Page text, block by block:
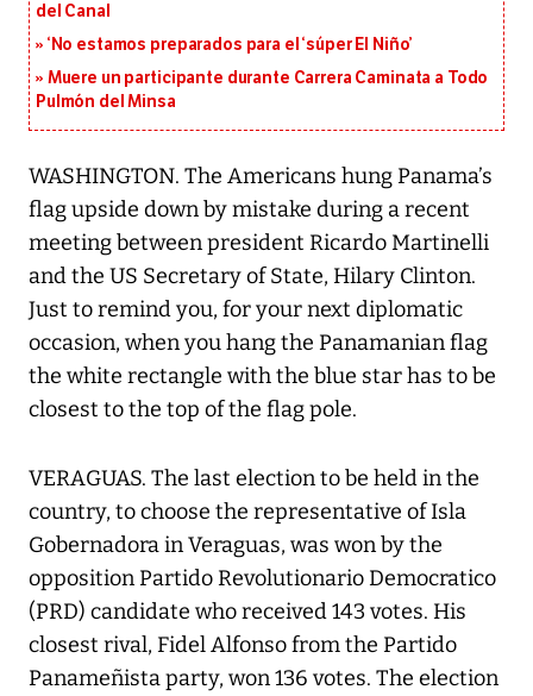
del Canal
‘No estamos preparados para el ‘súper El Niño’
Muere un participante durante Carrera Caminata a Todo
Pulmón del Minsa
WASHINGTON. The Americans hung Panama’s
flag upside down by mistake during a recent
meeting between president Ricardo Martinelli
and the US Secretary of State, Hilary Clinton.
Just to remind you, for your next diplomatic
occasion, when you hang the Panamanian flag
the white rectangle with the blue star has to be
closest to the top of the flag pole.
VERAGUAS. The last election to be held in the
country, to choose the representative of Isla
Gobernadora in Veraguas, was won by the
opposition Partido Revolutionario Democratico
(PRD) candidate who received 143 votes. His
closest rival, Fidel Alfonso from the Partido
Panameñista party, won 136 votes. The election